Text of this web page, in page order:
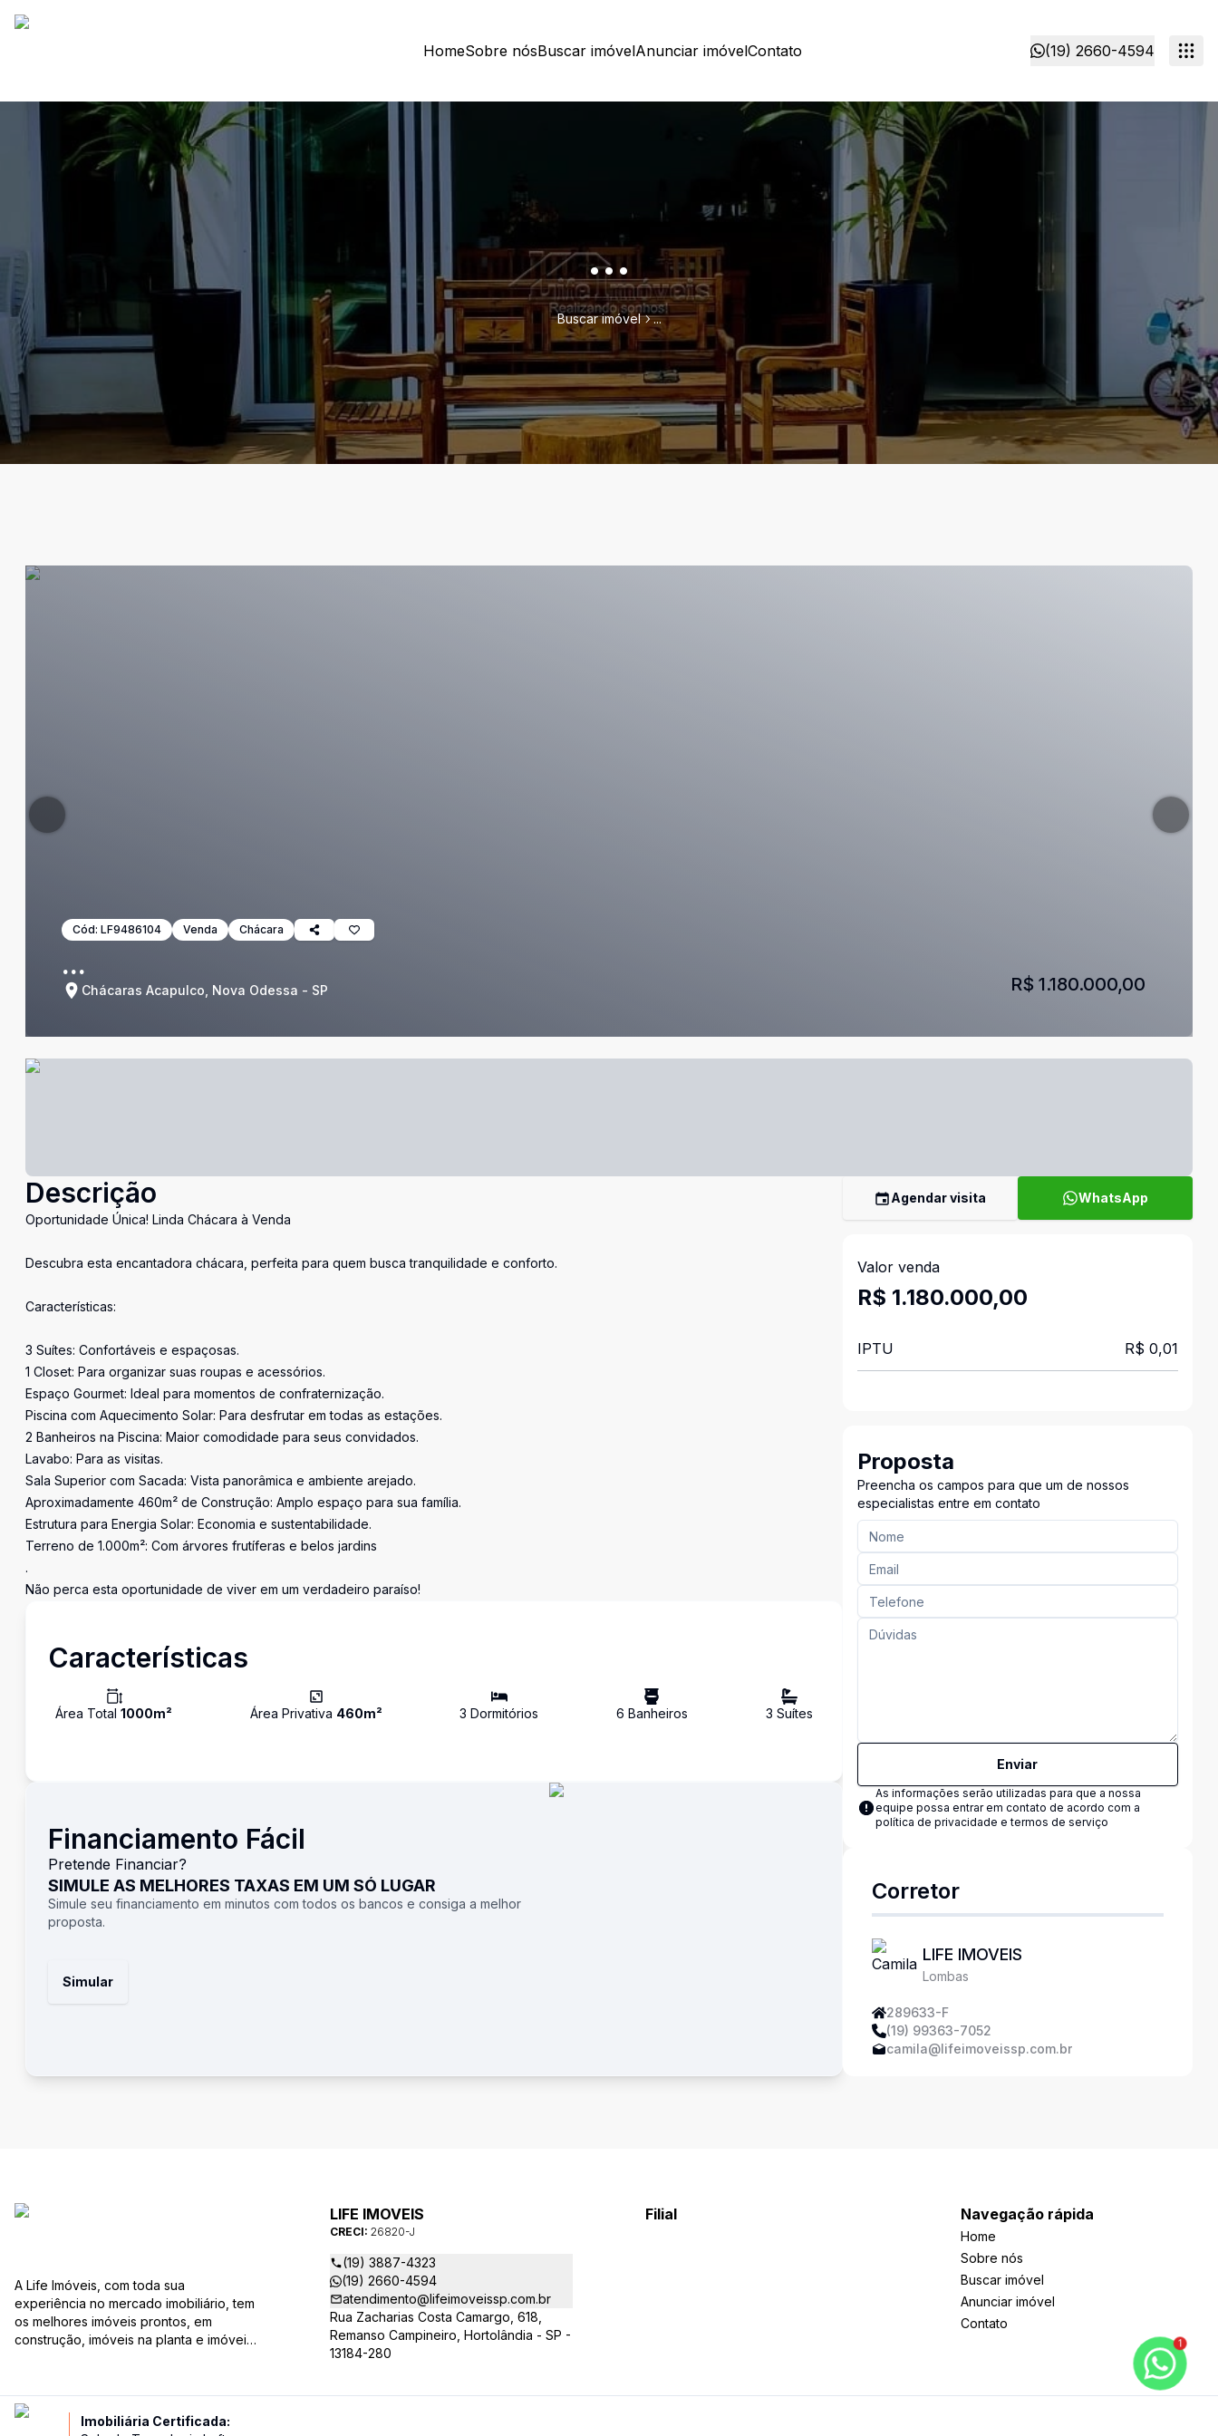
HomeSobre nósBuscar imóvelAnunciar imóvelContato (19) 2660-4594
...
Buscar imóvel ...
Cód: LF9486104 Venda Chácara
...
Chácaras Acapulco, Nova Odessa - SP R$ 1.180.000,00
Descrição
Oportunidade Única! Linda Chácara à Venda
Descubra esta encantadora chácara, perfeita para quem busca tranquilidade e conforto.
Características:
3 Suítes: Confortáveis e espaçosas.
1 Closet: Para organizar suas roupas e acessórios.
Espaço Gourmet: Ideal para momentos de confraternização.
Piscina com Aquecimento Solar: Para desfrutar em todas as estações.
2 Banheiros na Piscina: Maior comodidade para seus convidados.
Lavabo: Para as visitas.
Sala Superior com Sacada: Vista panorâmica e ambiente arejado.
Aproximadamente 460m² de Construção: Amplo espaço para sua família.
Estrutura para Energia Solar: Economia e sustentabilidade.
Terreno de 1.000m²: Com árvores frutíferas e belos jardins
.
Não perca esta oportunidade de viver em um verdadeiro paraíso!
Características
Área Total 1000m² Área Privativa 460m² 3 Dormitórios 6 Banheiros 3 Suítes
Financiamento Fácil
Pretende Financiar?
SIMULE AS MELHORES TAXAS EM UM SÓ LUGAR
Simule seu financiamento em minutos com todos os bancos e consiga a melhor
proposta.
Simular
Agendar visita WhatsApp
Valor venda
R$ 1.180.000,00
IPTU R$ 0,01
Proposta
Preencha os campos para que um de nossos
especialistas entre em contato
Enviar
As informações serão utilizadas para que a nossa
equipe possa entrar em contato de acordo com a
política de privacidade e termos de serviço
Corretor
LIFE IMOVEIS
Lombas
289633-F
(19) 99363-7052
camila@lifeimoveissp.com.br
A Life Imóveis, com toda sua
experiência no mercado imobiliário, tem
os melhores imóveis prontos, em
construção, imóveis na planta e imóveis
dimensões para melhor atender as suas
necessidades e anseios. Ao nos
procurar, nossos corretores –
LIFE IMOVEIS
CRECI: 26820-J
(19) 3887-4323
(19) 2660-4594
atendimento@lifeimoveissp.com.br
Rua Zacharias Costa Camargo, 618,
Remanso Campineiro, Hortolândia - SP -
13184-280
Filial Navegação rápida
Home
Sobre nós
Buscar imóvel
Anunciar imóvel
Contato
Imobiliária Certificada:
1